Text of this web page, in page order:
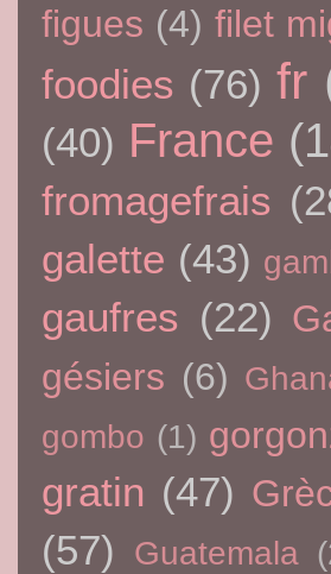
figues (4) filet
foodies (76) fr
(40) France
fromagefrais
galette (43)
gaufres (22)
gésiers (6)
gombo (1)
gratin (47)
(57) Guatemala